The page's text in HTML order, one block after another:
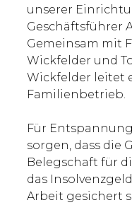
unserer
Geschäftsführer
Gemeinsam mit
Wickfelder und
Wickfelder leitet
Familienbetrieb.
Für
sorgen, dass die
Belegschaft für
das
Arbeit gesichert